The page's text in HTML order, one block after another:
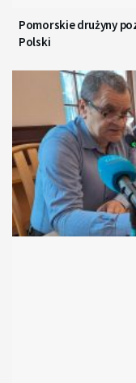
Pomorskie drużyny
Polski